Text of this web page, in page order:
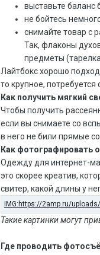
выставьте баланс
не бойтесь
снимайте товар с
Так, флаконы
предметы
Лайтбокс хорошо
то крупное, потребуется
Как получить мягкий
Чтобы получить
если вы снимаете со
в него не били прямые
Как фотографировать
Одежду для интернет-
это скорее креатив,
свитер, какой длины у
Такие картинки могут
Где проводить